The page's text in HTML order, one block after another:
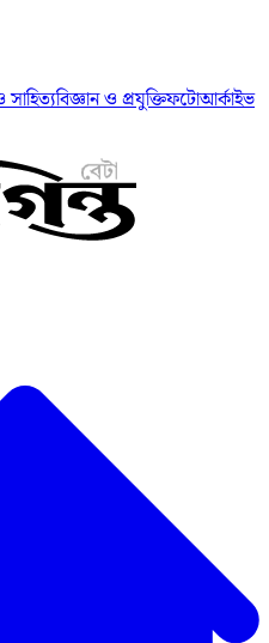
সাহিত্যবিজ্ঞান ও প্রযুক্তিফটোআর্কাইভ